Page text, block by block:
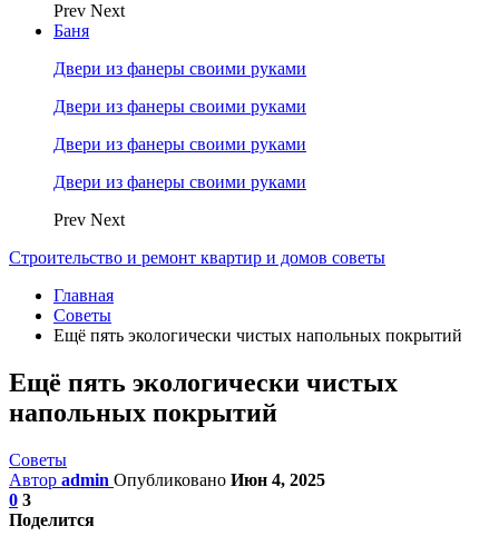
Prev Next
Баня
Двери из фанеры своими руками
Двери из фанеры своими руками
Двери из фанеры своими руками
Двери из фанеры своими руками
Prev Next
Строительство и ремонт квартир и домов советы
Главная
Советы
Ещё пять экологически чистых напольных покрытий
Ещё пять экологически чистых
напольных покрытий
Советы
Автор admin Опубликовано Июн 4, 2025
0 3
Поделится